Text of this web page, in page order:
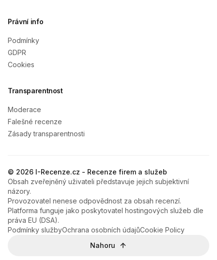
Právní info
Podmínky
GDPR
Cookies
Transparentnost
Moderace
Falešné recenze
Zásady transparentnosti
© 2026 I-Recenze.cz - Recenze firem a služeb
Obsah zveřejněný uživateli představuje jejich subjektivní
názory.
Provozovatel nenese odpovědnost za obsah recenzí.
Platforma funguje jako poskytovatel hostingových služeb dle
práva EU (DSA).
Podmínky službyOchrana osobních údajůCookie Policy
Nahoru